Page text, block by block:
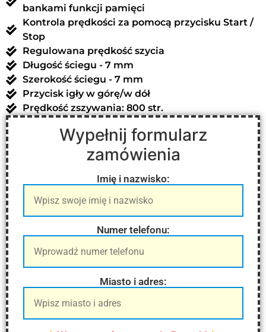
bankami funkcji pamięci
Kontrola prędkości za pomocą przycisku Start /
Stop
Regulowana prędkość szycia
Długość ściegu - 7 mm
Szerokość ściegu - 7 mm
Przycisk igły w górę/w dół
Prędkość zszywania: 800 str.
Wypełnij formularz
zamówienia
Imię i nazwisko:
Numer telefonu:
Miasto i adres: